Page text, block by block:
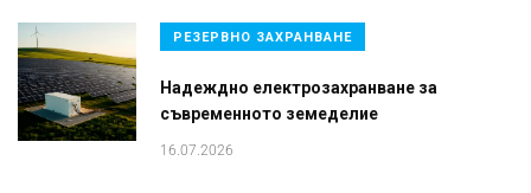
РЕЗЕРВНО ЗАХРАНВАНЕ
Надеждно електрозахранване за
съвременното земеделие
16.07.2026